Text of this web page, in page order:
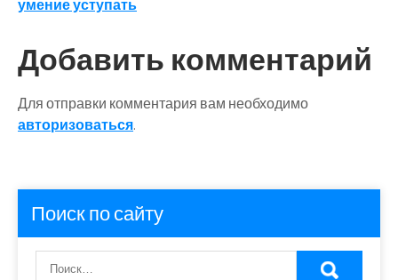
записям
умение уступать
Добавить комментарий
Для отправки комментария вам необходимо
авторизоваться.
Поиск по сайту